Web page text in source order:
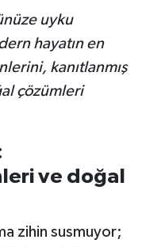
uyku
hayatın en
kanıtlanmış
çözümleri
ve doğal
zihin susmuyor;